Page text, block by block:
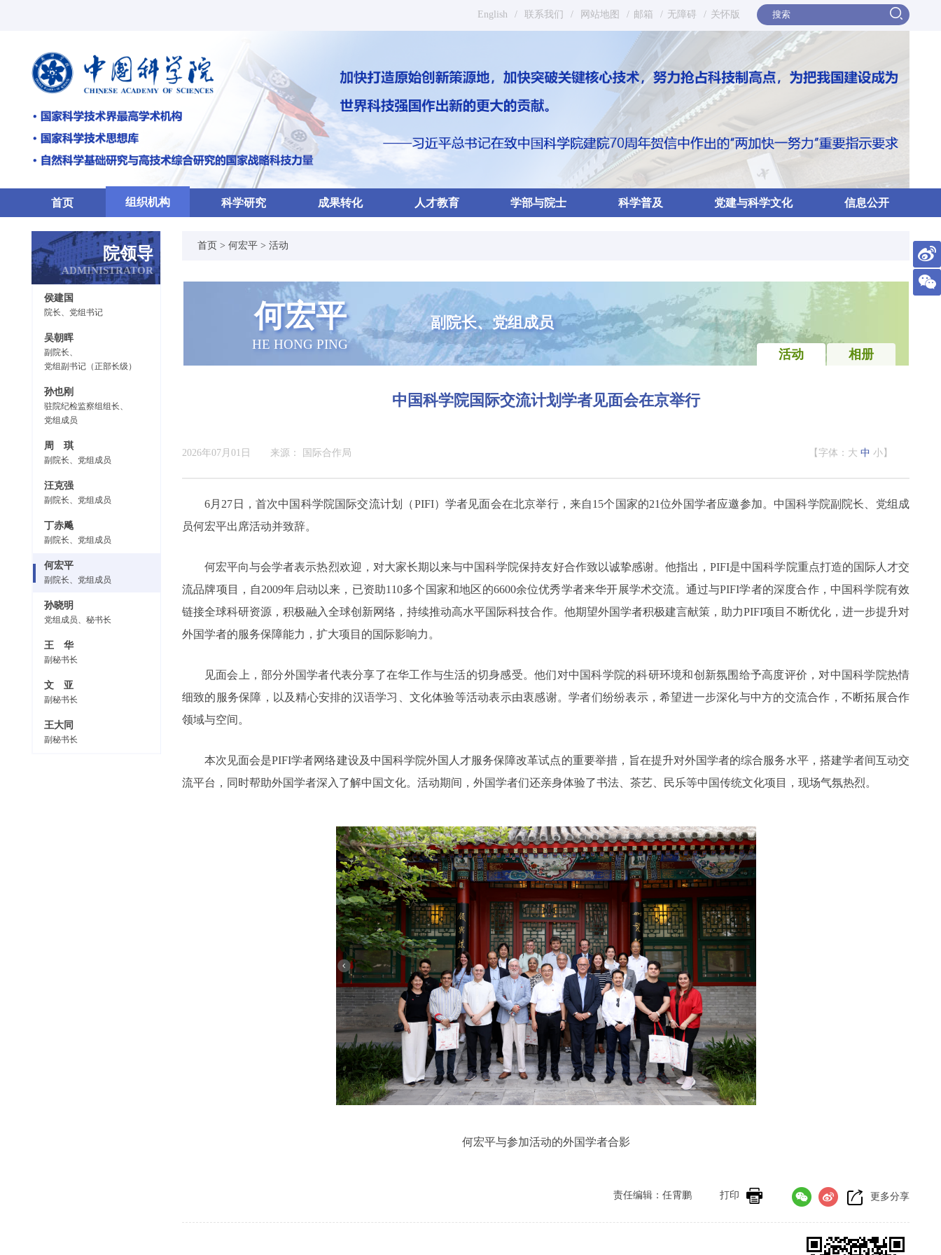
English / 联系我们 / 网站地图 / 邮箱 / 无障碍 / 关怀版
首页 组织机构 科学研究 成果转化 人才教育 学部与院士 科学普及 党建与科学文化 信息公开
院领导
ADMINISTRATOR
侯建国
院长、党组书记
吴朝晖
副院长、
党组副书记（正部长级）
孙也刚
驻院纪检监察组组长、
党组成员
周 琪
副院长、党组成员
汪克强
副院长、党组成员
丁赤飚
副院长、党组成员
何宏平
副院长、党组成员
孙晓明
党组成员、秘书长
王 华
副秘书长
文 亚
副秘书长
王大同
副秘书长
首页 > 何宏平 > 活动
何宏平
HE HONG PING
副院长、党组成员
活动 相册
中国科学院国际交流计划‌学者见面会在京举行
2026年07月01日 来源： 国际合作局 【字体： 大 中 小 】
6月27日，首次中国科学院国际交流计划‌（PIFI）学者见面会在北京举行，来自15个国家的21位外国学者应邀参加。中国科学院副院长、党组成
员何宏平出席活动并致辞。
何宏平向与会学者表示热烈欢迎，对大家长期以来与中国科学院保持友好合作致以诚挚感谢。他指出，PIFI是中国科学院重点打造的国际人才交
流品牌项目，自2009年启动以来，已资助110多个国家和地区的6600余位优秀学者来华开展学术交流。通过与PIFI学者的深度合作，中国科学院有效
链接全球科研资源，积极融入全球创新网络，持续推动高水平国际科技合作。他期望外国学者积极建言献策，助力PIFI项目不断优化，进一步提升对
外国学者的服务保障能力，扩大项目的国际影响力。
见面会上，部分外国学者代表分享了在华工作与生活的切身感受。他们对中国科学院的科研环境和创新氛围给予高度评价，对中国科学院热情
细致的服务保障，以及精心安排的汉语学习、文化体验等活动表示由衷感谢。学者们纷纷表示，希望进一步深化与中方的交流合作，不断拓展合作
领域与空间。
本次见面会是PIFI学者网络建设及中国科学院外国人才服务保障改革试点的重要举措，旨在提升对外国学者的综合服务水平，搭建学者间互动交
流平台，同时帮助外国学者深入了解中国文化。活动期间，外国学者们还亲身体验了书法、茶艺、民乐等中国传统文化项目，现场气氛热烈。
何宏平与参加活动的外国学者合影
更多分享
打印
责任编辑：任霄鹏